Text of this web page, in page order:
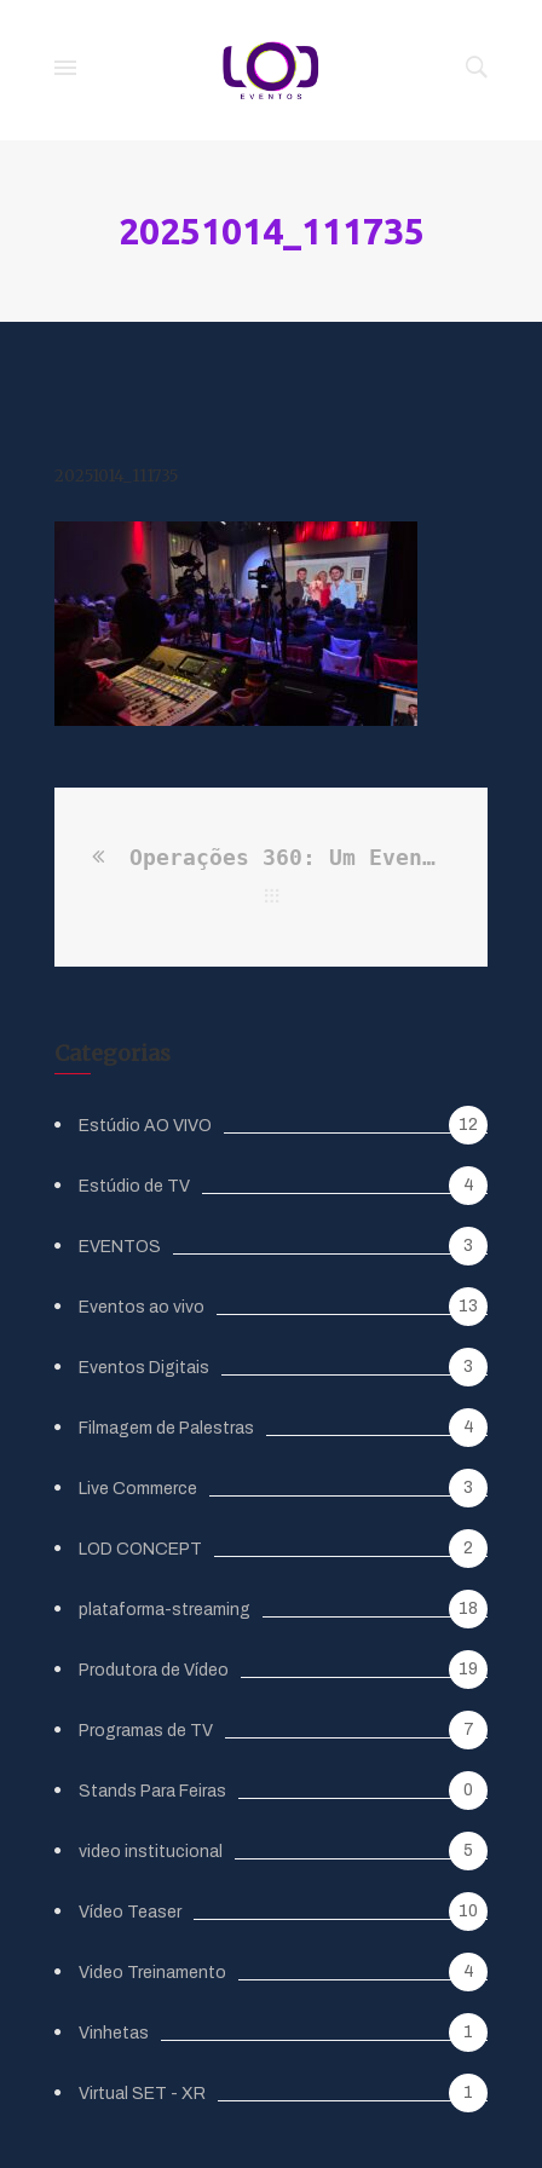
20251014_111735
20251014_111735
Operações 360: Um Evento de Sucesso na Tecban
Categorias
Estúdio AO VIVO 12
Estúdio de TV 4
EVENTOS 3
Eventos ao vivo 13
Eventos Digitais 3
Filmagem de Palestras 4
Live Commerce 3
LOD CONCEPT 2
plataforma-streaming 18
Produtora de Vídeo 19
Programas de TV 7
Stands Para Feiras 0
video institucional 5
Vídeo Teaser 10
Video Treinamento 4
Vinhetas 1
Virtual SET - XR 1